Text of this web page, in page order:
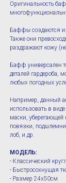
Оригинальность
Баффы создаются
Также они
раздражают кожу
Бафф универсален
деталей гардероба,
любых погодных
Например, данный
использовать в
маски, уберегающей
повязки,
лоб, и др.
МОДЕЛЬ:
- Классический
- Быстросохнущая
- Размер 24х50см